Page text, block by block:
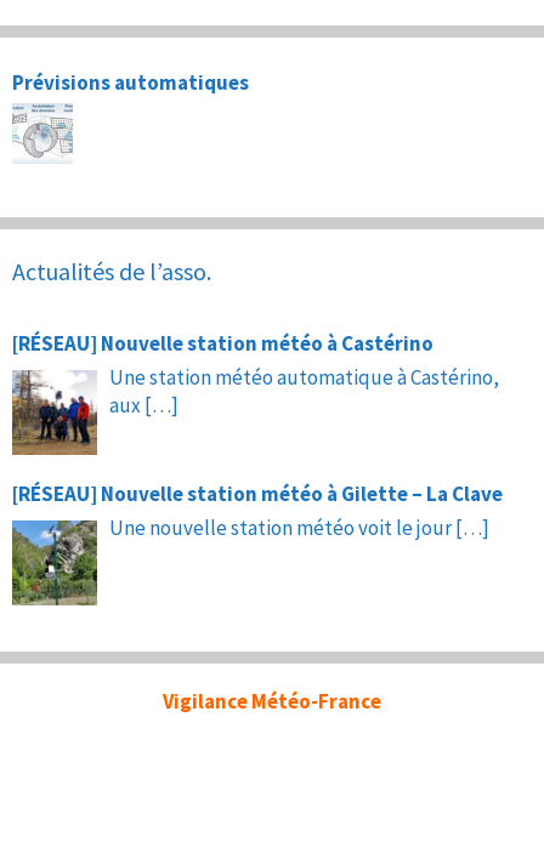
Prévisions automatiques
Actualités de l’asso.
[RÉSEAU] Nouvelle station météo à Castérino
Une station météo automatique à Castérino,
aux […]
[RÉSEAU] Nouvelle station météo à Gilette – La Clave
Une nouvelle station météo voit le jour[…]
Vigilance Météo-France